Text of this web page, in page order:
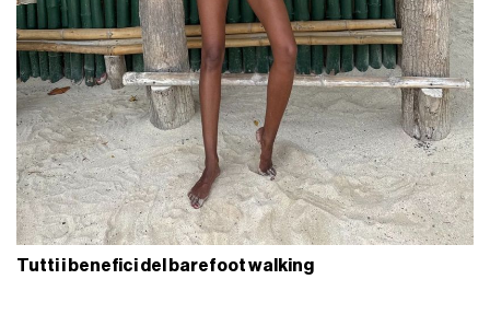
Tutti i benefici del barefoot walking